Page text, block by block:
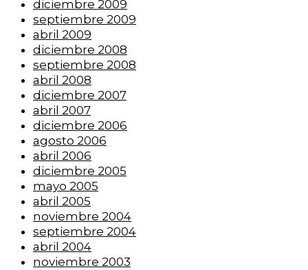
diciembre 2009
septiembre 2009
abril 2009
diciembre 2008
septiembre 2008
abril 2008
diciembre 2007
abril 2007
diciembre 2006
agosto 2006
abril 2006
diciembre 2005
mayo 2005
abril 2005
noviembre 2004
septiembre 2004
abril 2004
noviembre 2003